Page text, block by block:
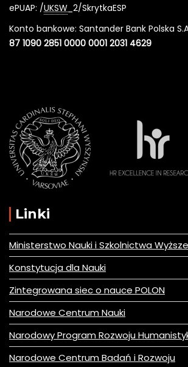
ePUAP: /UKSW _2/SkrytkaESP
Konto bankowe: Santander Bank Polska
87 1090 2851 0000 0001 2031 4629
Linki
Ministerstwo Nauki i Szkolnictwa
Konstytucja dla Nauki
Zintegrowana siec o nauce POLON
Narodowe Centrum Nauki
Narodowy Program Rozwoju
Narodowe Centrum Badań i Rozwoju